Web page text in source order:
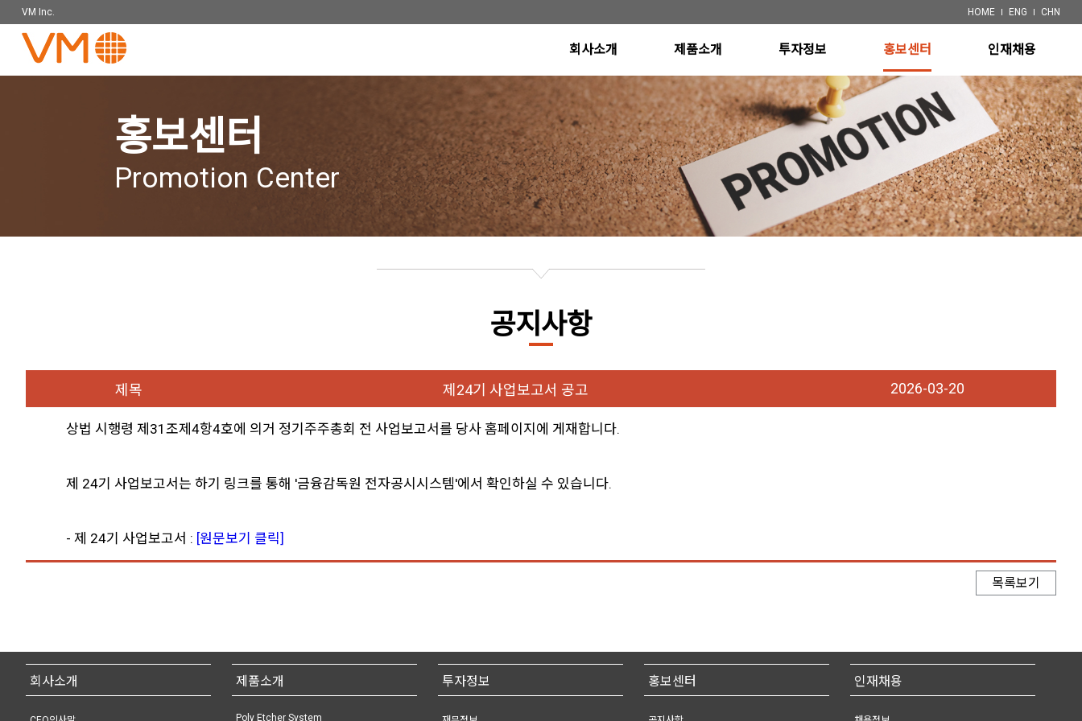
VM Inc. HOME ENG CHN
회사소개 제품소개 투자정보 홍보센터 인재채용
CEO인사말
연혁
비전
오시는길
Poly Etcher System
(Conductor Etcher System)
Metal Etcher System
Oxide Etcher System
(Dielectric Etcher System)
개발 계획 장비
재무정보
공시정보
공지사항
특허
채용정보
홍보센터
Promotion Center
공지사항
제목 제24기 사업보고서 공고 2026-03-20
상법 시행령 제31조제4항4호에 의거 정기주주총회 전 사업보고서를 당사 홈페이지에 게재합니다.
제 24기 사업보고서는 하기 링크를 통해 '금융감독원 전자공시시스템'에서 확인하실 수 있습니다.
- 제 24기 사업보고서 : [원문보기 클릭]
목록보기
회사소개 제품소개
Poly Etcher System
투자정보 홍보센터 인재채용